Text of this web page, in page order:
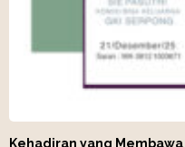
Kehadiran yang